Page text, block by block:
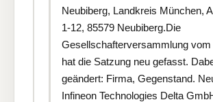
Neubiberg, Landkreis München,
1-12, 85579 Neubiberg.Die
Gesellschafterversammlung vom
hat die Satzung neu gefasst.
geändert: Firma, Gegenstand.
Infineon Technologies Delta